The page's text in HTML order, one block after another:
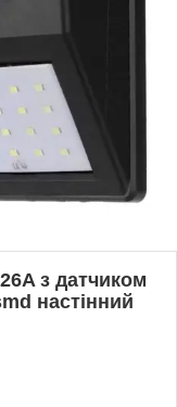
з датчиком
настінний